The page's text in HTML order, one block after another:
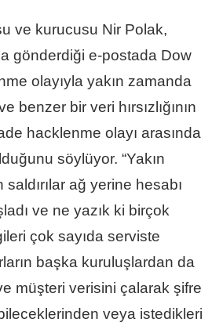
ve kurucusu Nir Polak,
gönderdiği e-postada Dow
olayıyla yakın zamanda
benzer bir veri hırsızlığının
hacklenme olayı arasında
söylüyor. “Yakın
ağ yerine hesabı
ve ne yazık ki birçok
çok sayıda serviste
başka kuruluşlardan da
müşteri verisini çalarak şifre
veya istedikleri